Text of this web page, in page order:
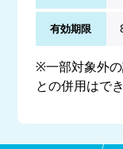
有効期限
※一部対象外
との併用はで